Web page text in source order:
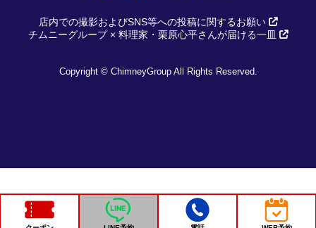
店内での撮影およびSNS等への投稿に関するお願い
チムニーグループ × 料理家・栗原心平さんが届ける一皿
Copyright © ChimneyGroup All Rights Reserved.